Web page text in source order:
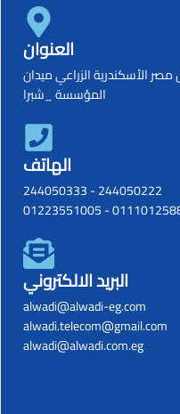
العنوان
مصر الأسكندرية الزراعي ميدان
المؤسسة _شبرا
الهاتف
244050222
-
244050333
-
01223551005
البريد الالكتروني
alwadi@alwadi-eg.com
alwadi.telecom@gmail.com
alwadi@alwadi.com.eg